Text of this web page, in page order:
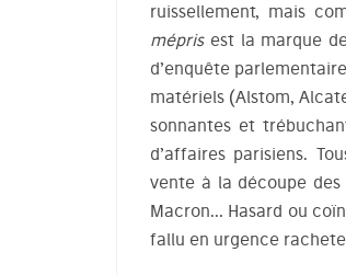
ruissellement, mais
méprisest la marque
d’enquête
matériels (Alstom,
sonnantes et
d’affaires parisiens.
vente à la découpe
Macron… Hasard ou
fallu en urgence